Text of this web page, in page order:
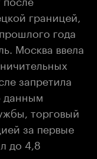
границей,
года
Москва ввела
запретила
данным
торговый
за первые
до 4,8